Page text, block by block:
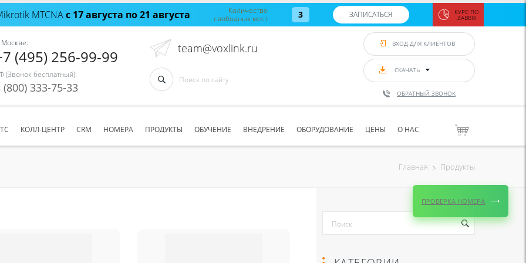
MTCNAс 17 августа по 21 августа
Количество
свободных мест
3 ЗАПИСАТЬСЯ КУРС ПО
ZABBIX
ВХОД ДЛЯ КЛИЕНТОВ
СКАЧАТЬ
ОБРАТНЫЙ ЗВОНОК
(495) 256-99-99
(Звонок бесплатный):
(800) 333-75-33
team@voxlink.ru
КОЛЛ-ЦЕНТР CRM НОМЕРА ПРОДУКТЫ ОБУЧЕНИЕ ВНЕДРЕНИЕ ОБОРУДОВАНИЕ ЦЕНЫ О НАС
Главная Продукты
ПРОВЕРКА НОМЕРА